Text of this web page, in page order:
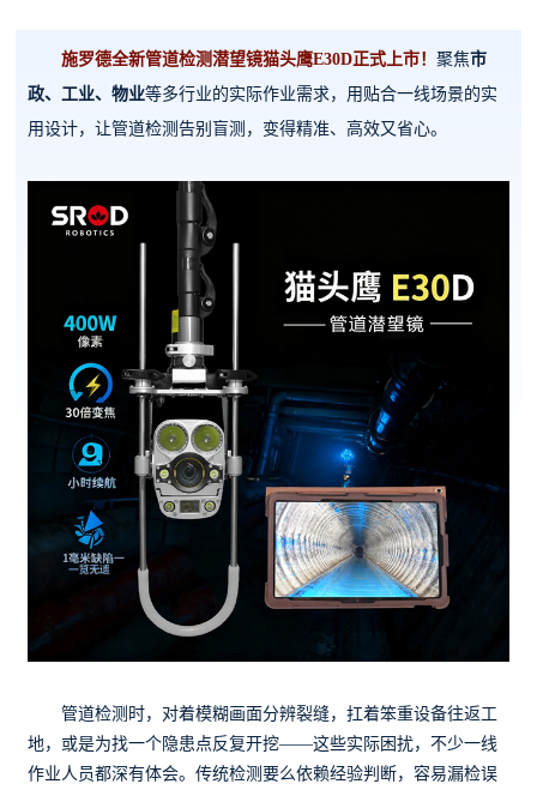
施罗德全新管道检测潜望镜猫头鹰E30D正式上市！聚焦市
政、工业、物业等多行业的实际作业需求，用贴合一线场景的实
用设计，让管道检测告别盲测，变得精准、高效又省心。
管道检测时，对着模糊画面分辨裂缝，扛着笨重设备往返工
地，或是为找一个隐患点反复开挖——这些实际困扰，不少一线
作业人员都深有体会。传统检测要么依赖经验判断，容易漏检误